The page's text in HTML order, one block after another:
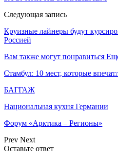
Следующая запись
Круизные лайнеры будут
Россией
Вам также могут понравиться
Стамбул: 10 мест, которые
БАГГАЖ
Национальная кухня Германии
Форум «Арктика – Регионы»
Prev Next
Оставьте ответ